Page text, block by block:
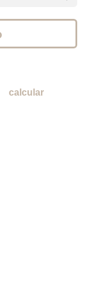
calcular